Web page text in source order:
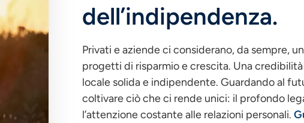
dell’indipendenza.
Privati e aziende ci considerano, da sempre,
progetti di risparmio e crescita. Una
locale solida e indipendente. Guardando al
coltivare ciò che ci rende unici: il profondo
l’attenzione costante alle relazioni personali.